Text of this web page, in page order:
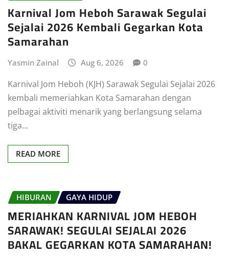
Karnival Jom Heboh Sarawak Segulai
Sejalai 2026 Kembali Gegarkan Kota
Samarahan
Yasmin Zainal Aug 6, 2026 0
Karnival Jom Heboh (KJH) Sarawak Segulai Sejalai 2026
kembali memeriahkan Kota Samarahan dengan
pelbagai aktiviti menarik yang berlangsung selama
tiga…
READ MORE
HIBURAN GAYA HIDUP
MERIAHKAN KARNIVAL JOM HEBOH
SARAWAK! SEGULAI SEJALAI 2026
BAKAL GEGARKAN KOTA SAMARAHAN!